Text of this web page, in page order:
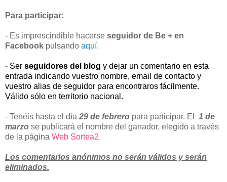
Para participar:
- Es imprescindible hacerse seguidor de Be + en
Facebook pulsando aquí.
- Ser seguidores del blog y dejar un comentario en esta
entrada indicando vuestro nombre, email de contacto y
vuestro alias de seguidor para encontraros fácilmente.
Válido sólo en territorio nacional.
- Tenéis hasta el día 29 de febrero para participar. El
1 de
marzo se publicará el nombre del ganador, elegido a través
de la página Web Sortea2.
Los comentarios anónimos no serán válidos y serán
eliminados.